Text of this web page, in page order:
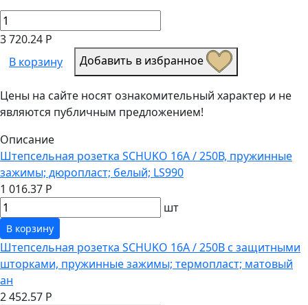
3 720.24 Р
В корзину
Добавить в избранное
Цены на сайте носят ознакомительный характер и не
являются публичным предложением!
Описание
Штепсельная розетка SCHUKO 16А / 250В, пружинные
зажимы; дюропласт; белый; LS990
1 016.37 Р
шт
В корзину
Штепсельная розетка SCHUKO 16А / 250В с защитными
шторками, пружинные зажимы; термопласт; матовый
ан
2 452.57 Р